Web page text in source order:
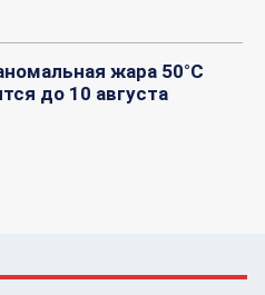
жара 50°C
до 10 августа